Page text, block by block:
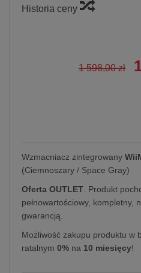
Historia ceny
1 598,00 zł
Wzmacniacz zintegrowany
(Ciemnoszary / Space Gray)
Oferta OUTLET . Produkt
pełnowartościowy, kompletny,
gwarancją.
Możliwość zakupu produktu w
ratalnym 0% na 10 miesięcy!